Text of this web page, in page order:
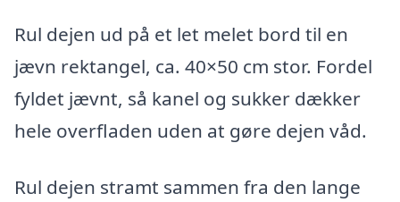
Rul dejen ud på et let melet bord til en
jævn rektangel, ca. 40×50 cm stor. Fordel
fyldet jævnt, så kanel og sukker dækker
hele overfladen uden at gøre dejen våd.
Rul dejen stramt sammen fra den lange